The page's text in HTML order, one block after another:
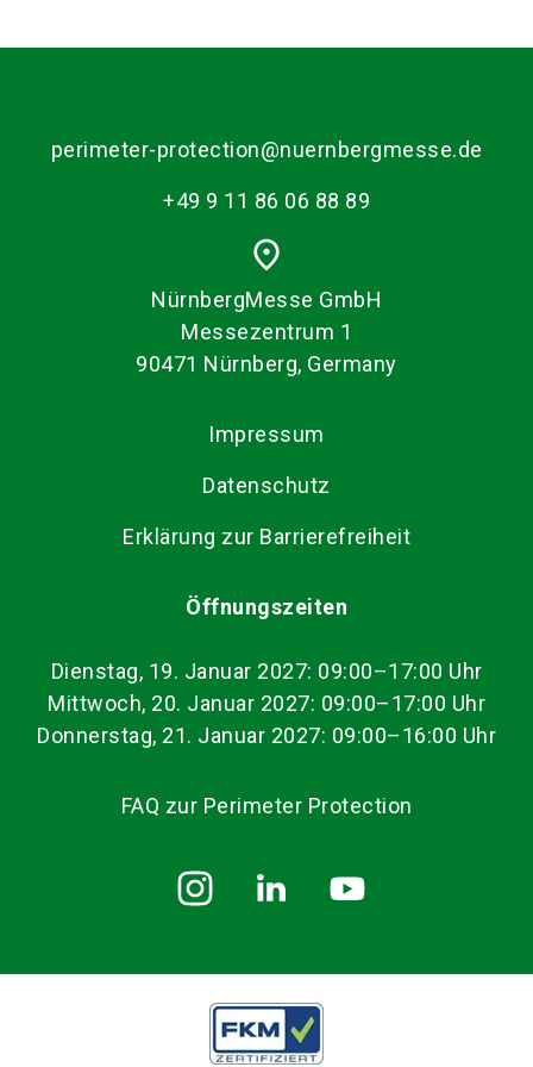
perimeter-protection@nuernbergmesse.de
+49 9 11 86 06 88 89
place
NürnbergMesse GmbH
Messezentrum 1
90471 Nürnberg, Germany
Impressum
Datenschutz
Erklärung zur Barrierefreiheit
Öffnungszeiten
Dienstag, 19. Januar 2027: 09:00–17:00 Uhr
Mittwoch, 20. Januar 2027: 09:00–17:00 Uhr
Donnerstag, 21. Januar 2027: 09:00–16:00 Uhr
FAQ zur Perimeter Protection